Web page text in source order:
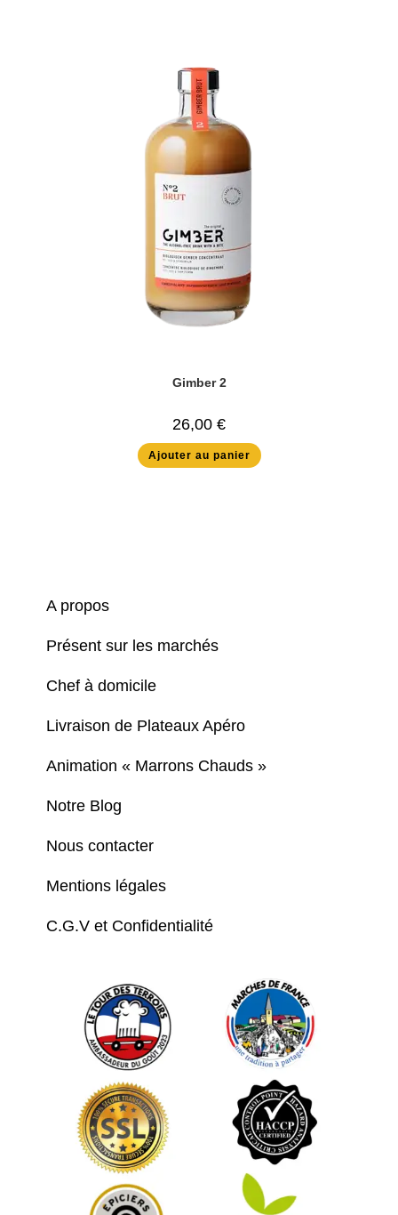
Gimber 2
26,00 €
Ajouter au panier
A propos
Présent sur les marchés
Chef à domicile
Livraison de Plateaux Apéro
Animation « Marrons Chauds »
Notre Blog
Nous contacter
Mentions légales
C.G.V et Confidentialité